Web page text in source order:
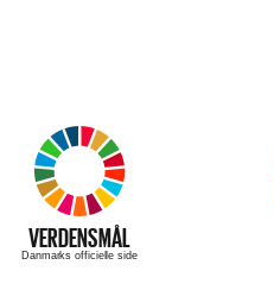
VERDENSMÅL
–
Danmarks officielle side